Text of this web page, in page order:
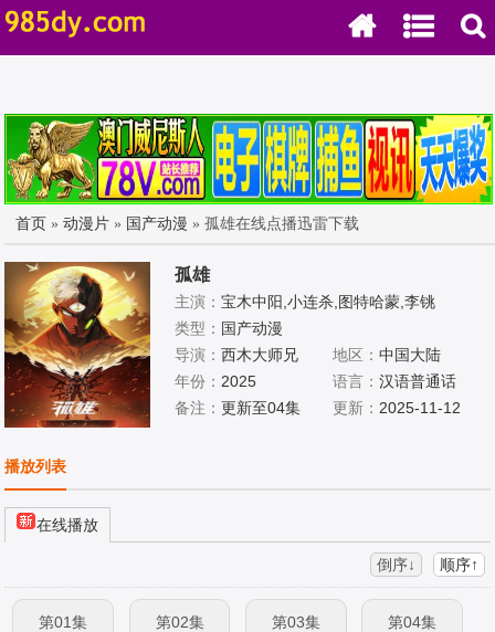
首页 »动漫片 » 国产动漫 » 孤雄在线点播迅雷下载
孤雄
主演：宝木中阳,小连杀,图特哈蒙,李铫
类型： 国产动漫
导演：西木大师兄 地区： 中国大陆
年份： 2025 语言： 汉语普通话
备注：更新至04集 更新： 2025-11-12
播放列表
在线播放
倒序↓ 顺序↑
第01集 第02集 第03集 第04集